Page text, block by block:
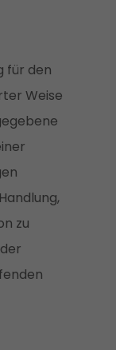
für den
Weise
zu